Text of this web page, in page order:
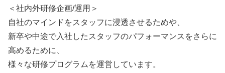
＜社内外研修企画/運用＞
自社のマインドをスタッフに浸透させるためや、
新卒や中途で入社したスタッフのパフォーマンスをさらに
高めるために、
様々な研修プログラムを運営しています。